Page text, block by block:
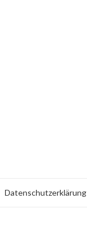
Datenschutzerklärung